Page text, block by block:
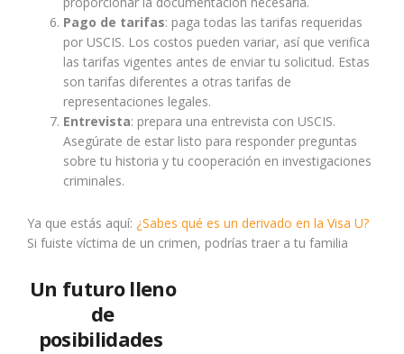
Pago de tarifas: paga todas las tarifas requeridas
por USCIS. Los costos pueden variar, así que verifica
las tarifas vigentes antes de enviar tu solicitud. Estas
son tarifas diferentes a otras tarifas de
representaciones legales.
Entrevista: prepara una entrevista con USCIS.
Asegúrate de estar listo para responder preguntas
sobre tu historia y tu cooperación en investigaciones
criminales.
Ya que estás aquí: ¿Sabes qué es un derivado en la Visa U?
Si fuiste víctima de un crimen, podrías traer a tu familia
Un futuro lleno
de
posibilidades